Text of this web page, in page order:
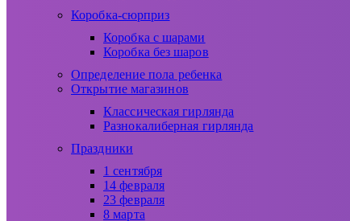
Коробка-сюрприз
Коробка с шарами
Коробка без шаров
Определение пола ребенка
Открытие магазинов
Классическая гирлянда
Разнокалиберная гирлянда
Праздники
1 сентября
14 февраля
23 февраля
8 марта